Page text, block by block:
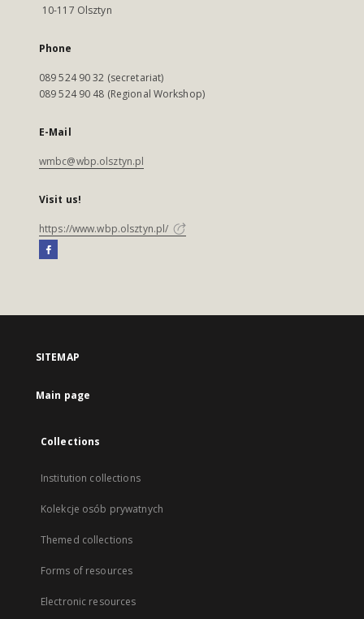
10-117 Olsztyn
Phone
089 524 90 32 (secretariat)
089 524 90 48 (Regional Workshop)
E-Mail
wmbc@wbp.olsztyn.pl
Visit us!
https://www.wbp.olsztyn.pl/
SITEMAP
Main page
Collections
Institution collections
Kolekcje osób prywatnych
Themed collections
Forms of resources
Electronic resources